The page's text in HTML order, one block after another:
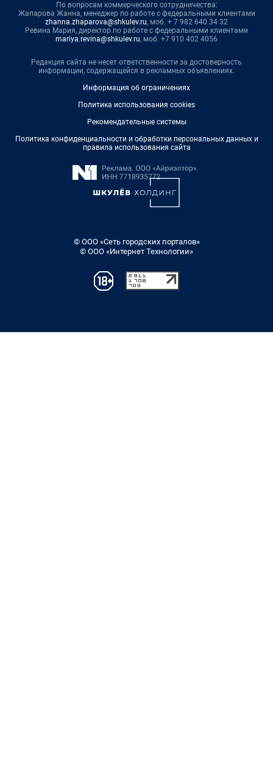
По вопросам коммерческого сотрудничества:
Жапарова Жанна, менеджер по работе с федеральными клиентами
zhanna.zhaparova@shkulev.ru, моб. + 7 982 640 34 32
Ревина Мария, директор по работе с федеральными клиентами
mariya.revina@shkulev.ru, моб. +7 910 402 4056
Редакция сайта не несет ответственности за достоверность
информации, содержащейся в рекламных объявлениях.
Информация об ограничениях
Политика использования cookies
Рекомендательные системы
Политика конфиденциальности и обработки персональных данных и
правила использования сайта
© ООО «Сеть городских порталов»
© ООО «Интернет Технологии»